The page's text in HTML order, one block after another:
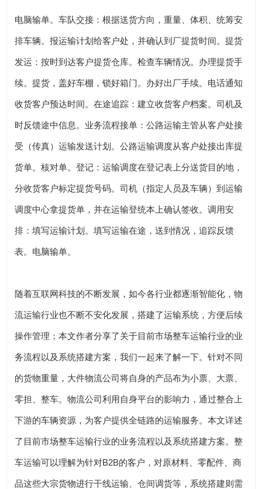
电脑输单。车队交接：根据送货方向，重量、体积、统筹安
排车辆。报运输计划给客户处，并确认到厂提货时间。提货
发运：按时到达客户提货仓库。检查车辆情况。办理提货手
续。提货，盖好车棚，锁好箱门。办好出厂手续。电话通知
收货客户预达时间。在途追踪：建立收货客户档案。司机及
时反馈途中信息。业务流程接单：公路运输主管从客户处接
受（传真）运输发送计划。公路运输调度从客户处接出库提
货单。核对单。登记：运输调度在登记表上分送货目的地，
分收货客户标定提货号码。司机（指定人员及车辆）到运输
调度中心拿提货单，并在运输登统本上确认签收。调用安
排：填写运输计划。填写运输在途，送到情况，追踪反馈
表。电脑输单。
随着互联网科技的不断发展，如今各行业都逐渐智能化，物
流运输行业也不断不安化发展，搭建了运输系统，方便后续
操作管理；本文作者分享了关于目前市场整车运输行业的业
务流程以及系统搭建方案，我们一起来了解一下。针对不同
的货物重量，大件物流公司将自身的产品布为小票、大票、
零担、整车。物流公司利用自身平台的影响力，通过整合上
下游的车辆资源，为客户提供全链路的运输服务。本文详述
了目前市场整车运输行业的业务流程以及系统搭建方案。整
车运输可以理解为针对B2B的客户，对原材料、零配件、商
品这些大宗货物进行干线运输、仓间调货等，系统搭建则需